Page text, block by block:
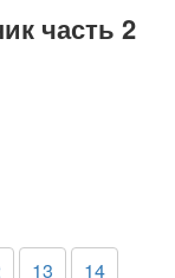
часть 2
13 14